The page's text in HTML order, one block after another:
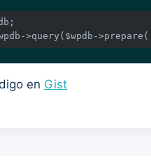
>query($wpdb->prepare(
en Gist